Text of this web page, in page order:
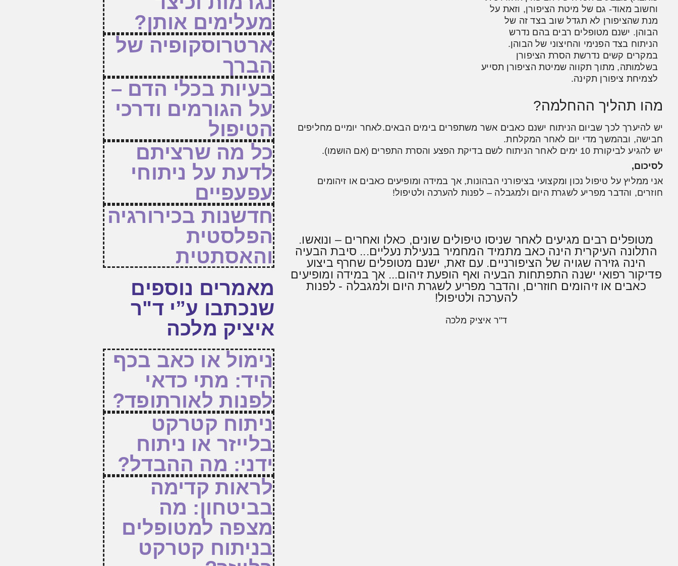
וחשוב מאוד- גם של מיטת הציפורן, וזאת על
מנת שהציפורן לא תגדל שוב בצד זה של
הבוהן. ישנם מטופלים רבים בהם נדרש
הניתוח בצד הפנימי והחיצוני של הבוהן.
במקרים קשים נדרשת הסרת הציפורן
בשלמותה, מתוך תקווה שמיטת הציפורן תסייע
לצמיחת ציפורן תקינה.
מהו תהליך ההחלמה?
יש להיערך לכך שביום הניתוח ישנם כאבים אשר משתפרים בימים הבאים.לאחר יומיים מחליפים
חבישה, ובהמשך מדי יום לאחר המקלחת.
יש להגיע לביקורת 10 ימים לאחר הניתוח לשם בדיקת הפצע והסרת התפרים (אם הושמו).
לסיכום,
אני ממליץ על טיפול נכון ומקצועי בציפורני הבהונות, אך במידה ומופיעים כאבים או זיהומים
חוזרים, והדבר מפריע לשגרת היום ולמגבלה – לפנות להערכה ולטיפול!
מטופלים רבים מגיעים לאחר שניסו טיפולים שונים, כאלו ואחרים – ונואשו.
התלונה העיקרית הינה כאב מתמיד המחמיר בנעילת נעליים... סיבת הבעיה
הינה גזירה שגויה של הציפורניים. עם זאת, ישנם מטופלים שחרף ביצוע
פדיקור רפואי ישנה התפתחות הבעיה ואף הופעת זיהום... אך במידה ומופיעים
כאבים או זיהומים חוזרים, והדבר מפריע לשגרת היום ולמגבלה - לפנות
להערכה ולטיפול!
ד"ר איציק מלכה
מעלימים אותן?
ארטרוסקופיה של
הברך
בעיות בכלי הדם –
על הגורמים ודרכי
הטיפול
כל מה שרציתם
לדעת על ניתוחי
עפעפיים
חדשנות בכירורגיה
הפלסטית
והאסתטית
מאמרים נוספים
שנכתבו ע”י ד"ר
איציק מלכה​
נימול או כאב בכף
היד: מתי כדאי
לפנות לאורתופד?
ניתוח קטרקט
בלייזר או ניתוח
ידני: מה ההבדל?
לראות קדימה
בביטחון: מה
מצפה למטופלים
בניתוח קטרקט